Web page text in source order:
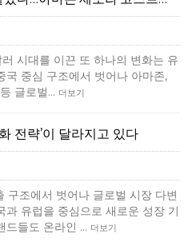
시대를 이끈 또 하나의 변화는 유
국 중심 구조에서 벗어나 아마존,
글로벌… 더보기
전략’이 달라지고 있다
구조에서 벗어나 글로벌 시장 다변
유럽을 중심으로 새로운 성장 기
드들도 온라인 … 더보기